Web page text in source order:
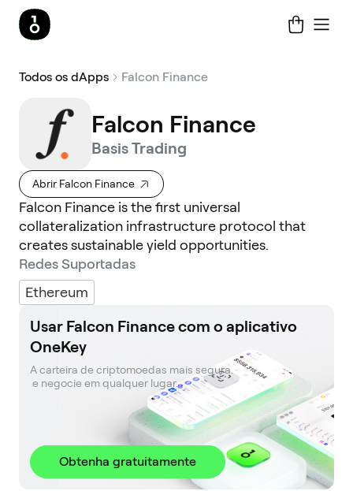
Todos os dApps Falcon Finance
Falcon Finance
Basis Trading
Abrir Falcon Finance
Falcon Finance is the first universal
collateralization infrastructure protocol that
creates sustainable yield opportunities.
Redes Suportadas
Ethereum
Usar Falcon Finance com o aplicativo
OneKey
A carteira de criptomoedas mais segura.
e negocie em qualquer lugar.
Obtenha gratuitamente